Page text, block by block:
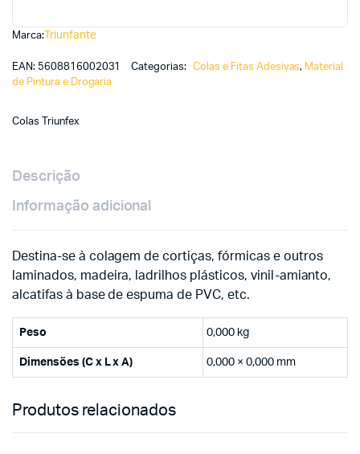
Marca:Triunfante
EAN: 5608816002031 Categorias: Colas e Fitas Adesivas, Material
de Pintura e Drogaria
Colas Triunfex
Descrição
Informação adicional
Destina-se à colagem de cortiças, fórmicas e outros
laminados, madeira, ladrilhos plásticos, vinil-amianto,
alcatifas à base de espuma de PVC, etc.
Peso 0,000 kg
Dimensões (C x L x A) 0,000 × 0,000 mm
Produtos relacionados